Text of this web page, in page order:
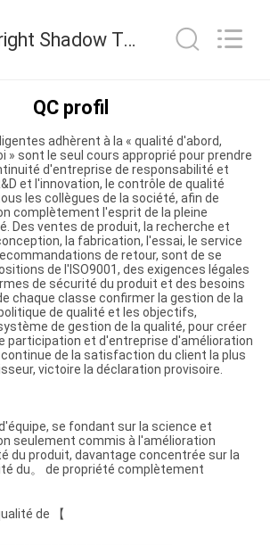
Bright Shadow Technology Ltd. Contrôle de la qualité
QC profil
adhèrent à la « qualité d'abord,
» sont le seul cours approprié pour prendre
d'entreprise de responsabilité et
et l'innovation, le contrôle de qualité
les collègues de la société, afin de
complètement l'esprit de la pleine
Des ventes de produit, la recherche et
la fabrication, l'essai, le service
de retour, sont de se
de l'ISO9001, des exigences légales
de sécurité du produit et des besoins
chaque classe confirmer la gestion de la
de qualité et les objectifs,
de gestion de la qualité, pour créer
participation et d'entreprise d'amélioration
de la satisfaction du client la plus
victoire la déclaration provisoire.
se fondant sur la science et
seulement commis à l'amélioration
du produit, davantage concentrée sur la
du。 de propriété complètement
de 【